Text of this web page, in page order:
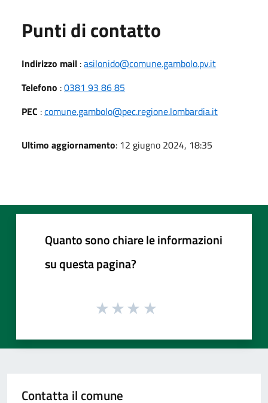
Punti di contatto
Indirizzo mail :asilonido@comune.gambolo.pv.it
Telefono :0381 93 86 85
PEC :comune.gambolo@pec.regione.lombardia.it
Ultimo aggiornamento: 12 giugno 2024, 18:35
Quanto sono chiare le informazioni
su questa pagina?
Contatta il comune